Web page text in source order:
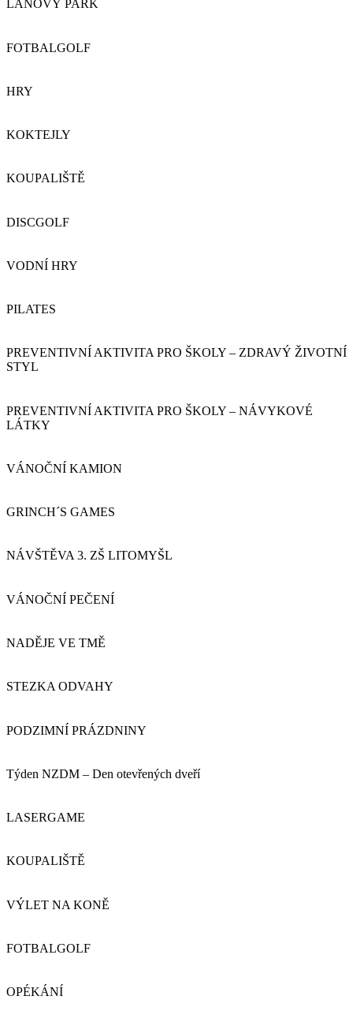
LANOVÝ PARK
FOTBALGOLF
HRY
KOKTEJLY
KOUPALIŠTĚ
DISCGOLF
VODNÍ HRY
PILATES
PREVENTIVNÍ AKTIVITA PRO ŠKOLY – ZDRAVÝ ŽIVOTNÍ
STYL
PREVENTIVNÍ AKTIVITA PRO ŠKOLY – NÁVYKOVÉ
LÁTKY
VÁNOČNÍ KAMION
GRINCH´S GAMES
NÁVŠTĚVA 3. ZŠ LITOMYŠL
VÁNOČNÍ PEČENÍ
NADĚJE VE TMĚ
STEZKA ODVAHY
PODZIMNÍ PRÁZDNINY
Týden NZDM – Den otevřených dveří
LASERGAME
KOUPALIŠTĚ
VÝLET NA KONĚ
FOTBALGOLF
OPÉKÁNÍ